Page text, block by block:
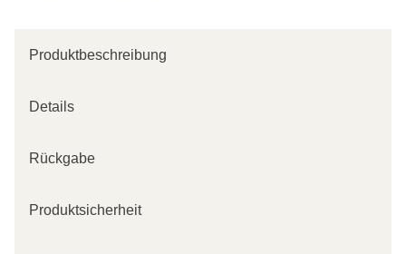
Produktbeschreibung
Details
Rückgabe
Produktsicherheit